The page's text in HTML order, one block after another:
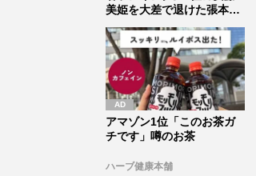
美姫を大差で退けた張本
アマゾン1位「このお茶ガ
チです」噂のお茶
ハーブ健康本舗